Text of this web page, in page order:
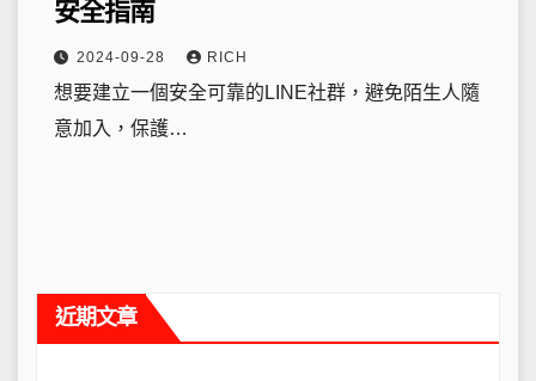
安全指南
2024-09-28 RICH
想要建立一個安全可靠的LINE社群，避免陌生人隨
意加入，保護…
近期文章